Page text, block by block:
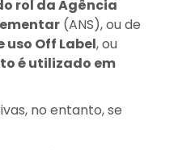
rol da Agência
(ANS), ou de
Off Label, ou
é utilizado em
no entanto, se